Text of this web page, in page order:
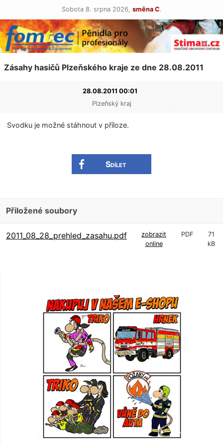
Sobota 8. srpna 2026, směna C.
Zásahy hasičů Plzeňského kraje ze dne 28.08.2011
28.08.2011 00:01
Plzeňský kraj
Svodku je možné stáhnout v příloze.
Sdílet
Přiložené soubory
2011_08_28_prehled_zasahu.pdf
zobrazit
online
PDF
71
kB